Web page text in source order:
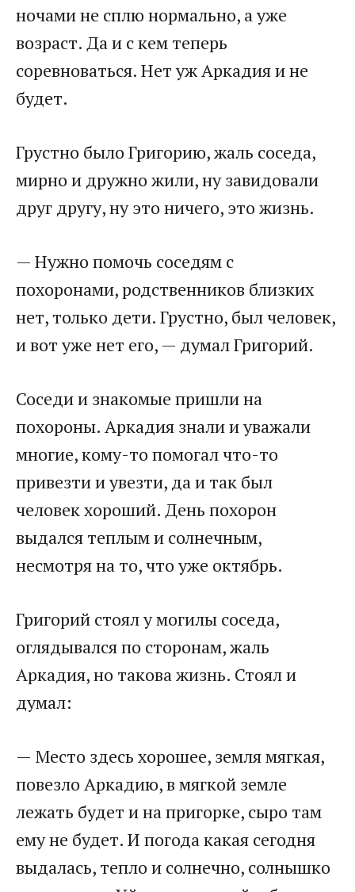
ночами не сплю нормально, а уже
возраст. Да и с кем теперь
соревноваться. Нет уж Аркадия и не
будет.
Грустно было Григорию, жаль соседа,
мирно и дружно жили, ну завидовали
друг другу, ну это ничего, это жизнь.
— Нужно помочь соседям с
похоронами, родственников близких
нет, только дети. Грустно, был человек,
и вот уже нет его, — думал Григорий.
Соседи и знакомые пришли на
похороны. Аркадия знали и уважали
многие, кому-то помогал что-то
привезти и увезти, да и так был
человек хороший. День похорон
выдался теплым и солнечным,
несмотря на то, что уже октябрь.
Григорий стоял у могилы соседа,
оглядывался по сторонам, жаль
Аркадия, но такова жизнь. Стоял и
думал:
— Место здесь хорошее, земля мягкая,
повезло Аркадию, в мягкой земле
лежать будет и на пригорке, сыро там
ему не будет. И погода какая сегодня
выдалась, тепло и солнечно, солнышко